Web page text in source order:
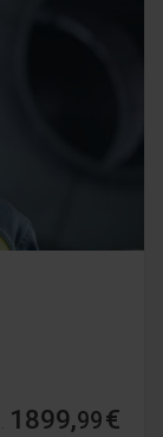
1899,99€